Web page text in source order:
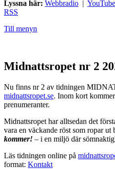
Lyssna här: Webbradio | YouTube
RSS
Till menyn
Midnattsropet nr 2
Nu finns nr 2 av tidningen
midnattsropet.se. Inom kort
prenumeranter.
Midnattsropet har alltsedan det
vara en väckande röst som ropar ut
kommer! – i en miljö där
Läs tidningen online på
format: Kontakt